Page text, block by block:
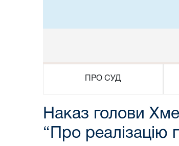
ПРО СУД
Наказ голови
“Про реалізацію